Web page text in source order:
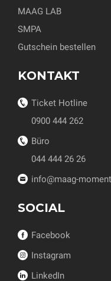
MAAG LAB
SMPA
Gutschein bestellen
KONTAKT
Ticket Hotline
0900 444 262
Büro
044 444 26 26
info@maag-
SOCIAL
Facebook
Instagram
LinkedIn